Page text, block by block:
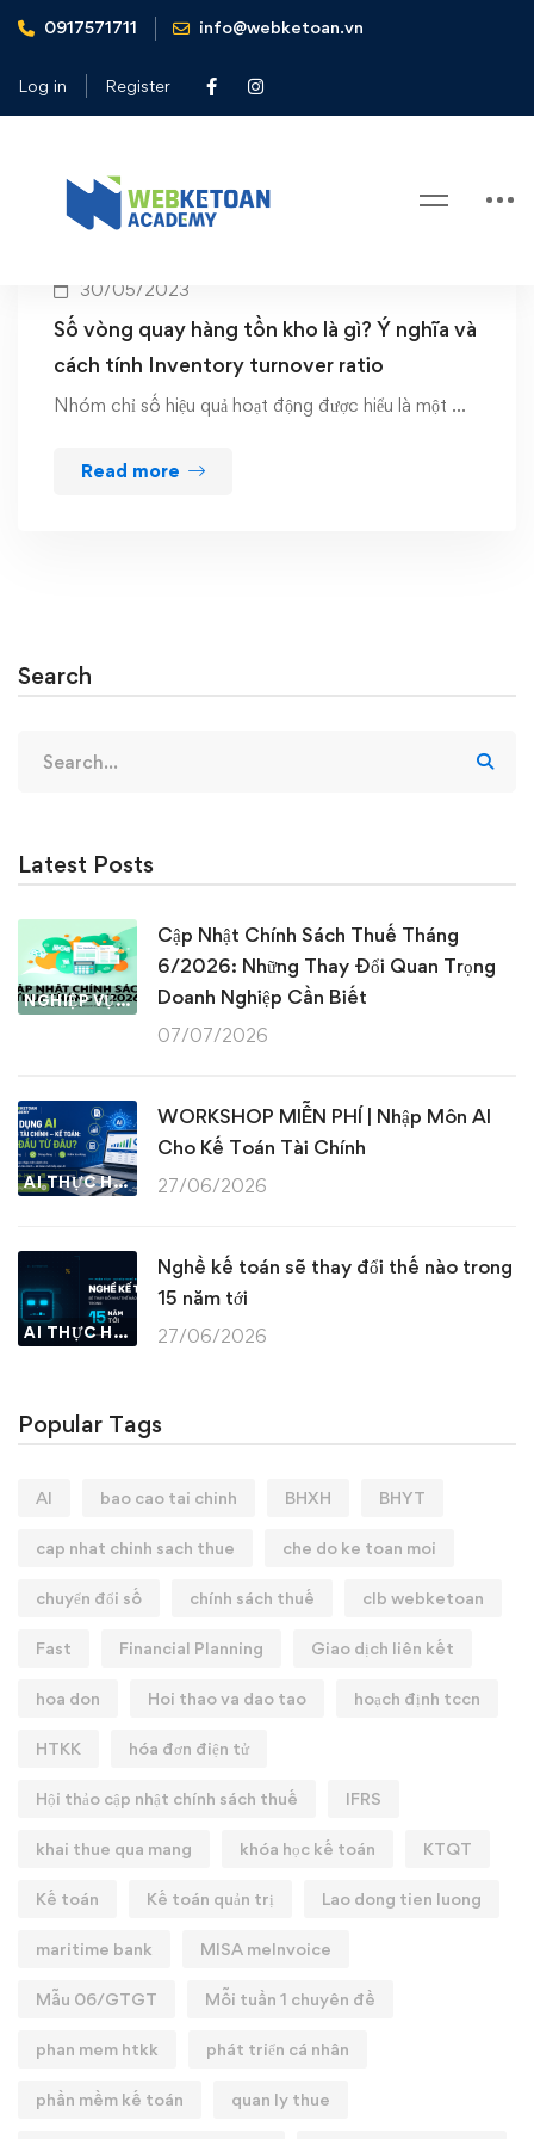
0917571711 info@webketoan.vn
Log in Register
Home Financial Ratios
Tag: Financial Ratios
30/05/2023
Số vòng quay hàng tồn kho là gì? Ý nghĩa và
cách tính Inventory turnover ratio
Nhóm chỉ số hiệu quả hoạt động được hiểu là một …
Read more
Search
for:
Latest Posts
NGHIỆP VỤ KẾ TOÁN & THUẾ
Cập Nhật Chính Sách Thuế Tháng
6/2026: Những Thay Đổi Quan Trọng
Doanh Nghiệp Cần Biết
07/07/2026
AI THỰC HÀNH
WORKSHOP MIỄN PHÍ | Nhập Môn AI
Cho Kế Toán Tài Chính
27/06/2026
AI THỰC HÀNH
Nghề kế toán sẽ thay đổi thế nào trong
15 năm tới
27/06/2026
Popular Tags
AI bao cao tai chinh BHXH BHYT
cap nhat chinh sach thue che do ke toan moi
chuyển đổi số chính sách thuế clb webketoan
Fast Financial Planning Giao dịch liên kết
hoa don Hoi thao va dao tao hoạch định tccn
HTKK hóa đơn điện tử
Hội thảo cập nhật chính sách thuế IFRS
khai thue qua mang khóa học kế toán KTQT
Kế toán Kế toán quản trị Lao dong tien luong
maritime bank MISA meInvoice
Mẫu 06/GTGT Mỗi tuần 1 chuyên đề
phan mem htkk phát triển cá nhân
phần mềm kế toán quan ly thue